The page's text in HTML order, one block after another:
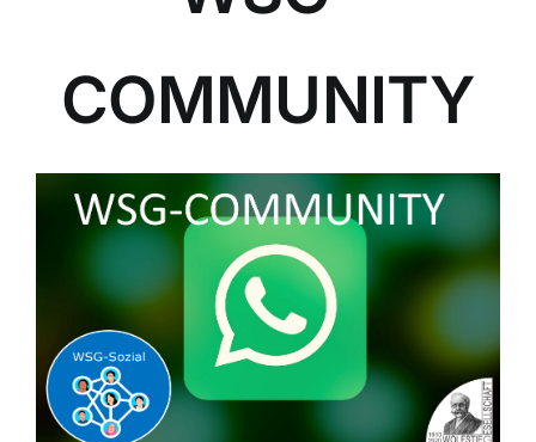
COMMUNITY